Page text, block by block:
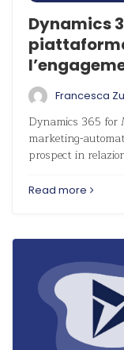
Dynamics
Francesca
Dynamics 365 for
marketing-
prospect in
Read more